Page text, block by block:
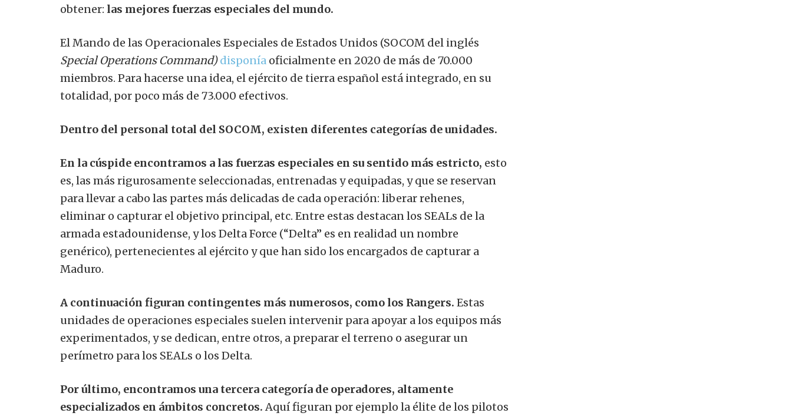
obtener: las mejores fuerzas especiales del mundo.
El Mando de las Operacionales Especiales de Estados Unidos (SOCOM del inglés
Special Operations Command) disponía oficialmente en 2020 de más de 70.000
miembros. Para hacerse una idea, el ejército de tierra español está integrado, en su
totalidad, por poco más de 73.000 efectivos.
Dentro del personal total del SOCOM, existen diferentes categorías de unidades.
En la cúspide encontramos a las fuerzas especiales en su sentido más estricto, esto
es, las más rigurosamente seleccionadas, entrenadas y equipadas, y que se reservan
para llevar a cabo las partes más delicadas de cada operación: liberar rehenes,
eliminar o capturar el objetivo principal, etc. Entre estas destacan los SEALs de la
armada estadounidense, y los Delta Force (“Delta” es en realidad un nombre
genérico), pertenecientes al ejército y que han sido los encargados de capturar a
Maduro.
A continuación figuran contingentes más numerosos, como los Rangers. Estas
unidades de operaciones especiales suelen intervenir para apoyar a los equipos más
experimentados, y se dedican, entre otros, a preparar el terreno o asegurar un
perímetro para los SEALs o los Delta.
Por último, encontramos una tercera categoría de operadores, altamente
especializados en ámbitos concretos. Aquí figuran por ejemplo la élite de los pilotos